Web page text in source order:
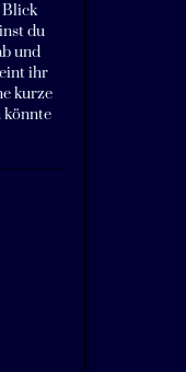
Blick
du
und
ihr
kurze
könnte